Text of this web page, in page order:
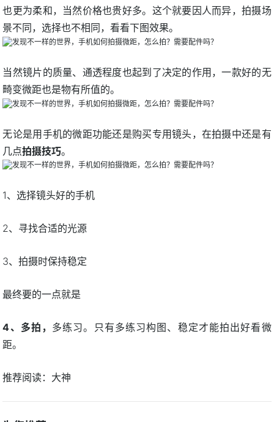
也更为柔和，当然价格也贵好多。这个就要因人而异，拍摄场
景不同，选择也不相同，看看下图效果。
当然镜片的质量、通透程度也起到了决定的作用，一款好的无
畸变微距也是物有所值的。
无论是用手机的微距功能还是购买专用镜头，在拍摄中还是有
几点拍摄技巧。
1、选择镜头好的手机
2、寻找合适的光源
3、拍摄时保持稳定
最终要的一点就是
4、多拍， 多练习。只有多练习构图、稳定才能拍出好看微
距。
推荐阅读： 大神